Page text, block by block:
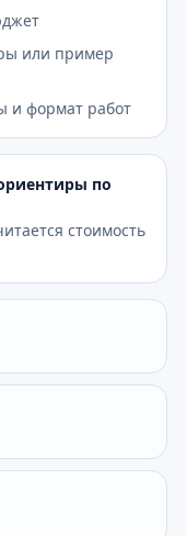
или пример
и формат работ
по
стоимость